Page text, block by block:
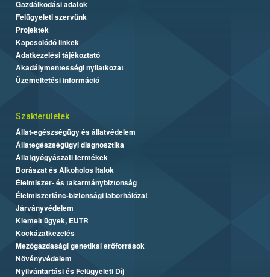
Gazdálkodási adatok
Felügyeleti szervünk
Projektek
Kapcsolódó linkek
Adatkezelési tájékoztató
Akadálymentességi nyilatkozat
Üzemeltetési információ
Szakterületek
Állat-egészségügy és állatvédelem
Állategészségügyi diagnosztika
Állatgyógyászati termékek
Borászat és Alkoholos Italok
Élelmiszer- és takarmánybiztonság
Élelmiszerlánc-biztonsági laborhálózat
Járványvédelem
Kiemelt ügyek, EUTR
Kockázatkezelés
Mezőgazdasági genetikai erőforrások
Növényvédelem
Nyilvántartási és Felügyeleti Díj